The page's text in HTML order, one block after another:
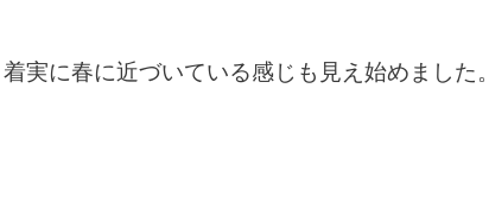
実に春に近づいている感じも見え始めました。